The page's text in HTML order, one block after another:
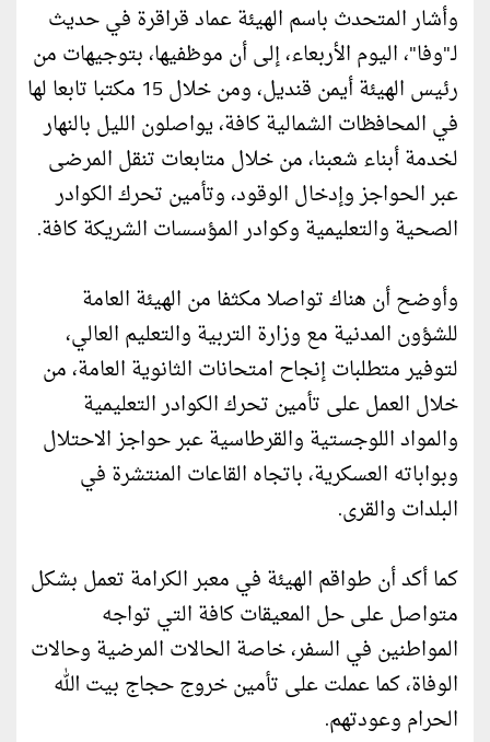
وأشار المتحدث باسم الهيئة عماد قراقرة في حديث
لـ"وفا"، اليوم الأربعاء، إلى أن موظفيها، بتوجيهات من
رئيس الهيئة أيمن قنديل، ومن خلال 15 مكتبا تابعا لها
في المحافظات الشمالية كافة، يواصلون الليل بالنهار
لخدمة أبناء شعبنا، من خلال متابعات تنقل المرضى
عبر الحواجز وإدخال الوقود، وتأمين تحرك الكوادر
الصحية والتعليمية وكوادر المؤسسات الشريكة كافة.
وأوضح أن هناك تواصلا مكثفا من الهيئة العامة
للشؤون المدنية مع وزارة التربية والتعليم العالي،
لتوفير متطلبات إنجاح امتحانات الثانوية العامة، من
خلال العمل على تأمين تحرك الكوادر التعليمية
والمواد اللوجستية والقرطاسية عبر حواجز الاحتلال
وبواباته العسكرية، باتجاه القاعات المنتشرة في
البلدات والقرى.
كما أكد أن طواقم الهيئة في معبر الكرامة تعمل بشكل
متواصل على حل المعيقات كافة التي تواجه
المواطنين في السفر، خاصة الحالات المرضية وحالات
الوفاة، كما عملت على تأمين خروج حجاج بيت الله
الحرام وعودتهم.